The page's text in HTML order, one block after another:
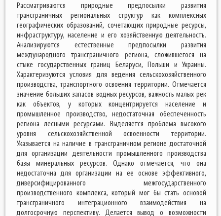
Рассматриваются природные предпосылки развития
трансграничных региональных структур как комплексных
географических образований, сочетающих природные ресурсы,
инфраструктуру, население и его хозяйственную деятельность.
Анализируются естественные предпосылки развития
международного трансграничного региона, сложившегося на
стыке государственных границ Беларуси, Польши и Украины.
Характеризуются условия для ведения сельскохозяйственного
производства, транспортного освоения территории. Отмечается
значение больших запасов водных ресурсов, важность малых рек
как объектов, у которых концентрируется население и
промышленное производство, недостаточная обеспеченность
региона лесными ресурсами. Выделяется проблема высокого
уровня сельскохозяйственной освоенности территории.
Указывается на наличие в трансграничном регионе достаточной
для организации деятельности промышленного производства
базы минеральных ресурсов. Однако отмечается, что она
недостаточна для организации на ее основе эффективного,
диверсифицированного межгосударственного
производственного комплекса, который мог бы стать основой
трансграничного интеграционного взаимодействия на
долгосрочную перспективу. Делается вывод о возможности